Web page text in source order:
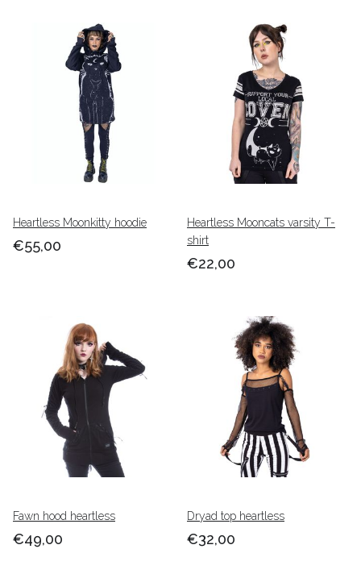
Heartless Moonkitty hoodie
€55,00
Heartless Mooncats varsity T-
shirt
€22,00
Fawn hood heartless
€49,00
Dryad top heartless
€32,00